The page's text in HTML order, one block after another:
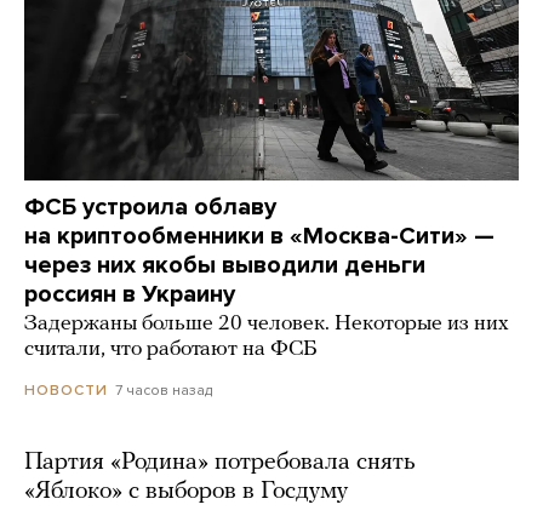
ФСБ устроила облаву
на криптообменники в «Москва-Сити» —
через них якобы выводили деньги
россиян в Украину
Задержаны больше 20 человек. Некоторые из них
считали, что работают на ФСБ
НОВОСТИ 7 часов назад
Партия «Родина» потребовала снять
«Яблоко» с выборов в Госдуму